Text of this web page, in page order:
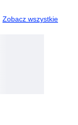
Zobacz wszystkie